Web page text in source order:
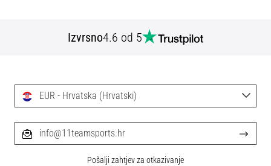
Izvrsno4.6 od 5
EUR - Hrvatska (Hrvatski)
info@11teamsports.hr
Pošalji zahtjev za otkazivanje